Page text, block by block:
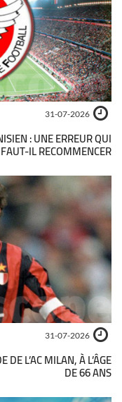
31-07-2026
: UNE ERREUR QUI
IL RECOMMENCER ?
31-07-2026
DE L’AC MILAN, À L’ÂGE
DE 66 ANS